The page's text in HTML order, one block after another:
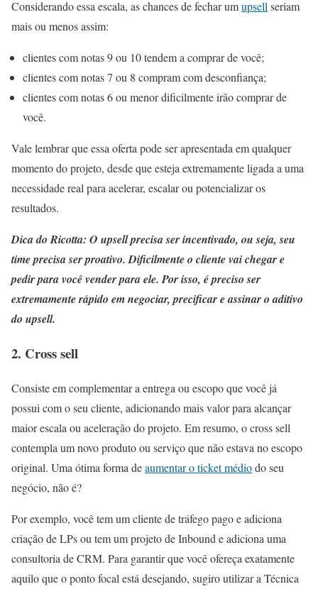
Considerando essa escala, as chances de fechar umupsellseriam
mais ou menos assim:
clientes com notas 9 ou 10 tendem a comprar de você;
clientes com notas 7 ou 8 compram com desconfiança;
clientes com notas 6 ou menor dificilmente irão comprar de
você.
Vale lembrar que essa oferta pode ser apresentada em qualquer
momento do projeto, desde que esteja extremamente ligada a uma
necessidade real para acelerar, escalar ou potencializar os
resultados.
Dica do Ricotta: O upsell precisa ser incentivado, ou seja, seu
time precisa ser proativo. Dificilmente o cliente vai chegar e
pedir para você vender para ele. Por isso, é preciso ser
extremamente rápido em negociar, precificar e assinar o aditivo
do upsell.
2. Cross sell
Consiste em complementar a entrega ou escopo que você já
possui com o seu cliente, adicionando mais valor para alcançar
maior escala ou aceleração do projeto. Em resumo, o cross sell
contempla um novo produto ou serviço que não estava no escopo
original. Uma ótima forma deaumentar o ticket médiodo seu
negócio, não é?
Por exemplo, você tem um cliente de tráfego pago e adiciona
criação de LPs ou tem um projeto de Inbound e adiciona uma
consultoria de CRM. Para garantir que você ofereça exatamente
aquilo que o ponto focal está desejando, sugiro utilizar a Técnica